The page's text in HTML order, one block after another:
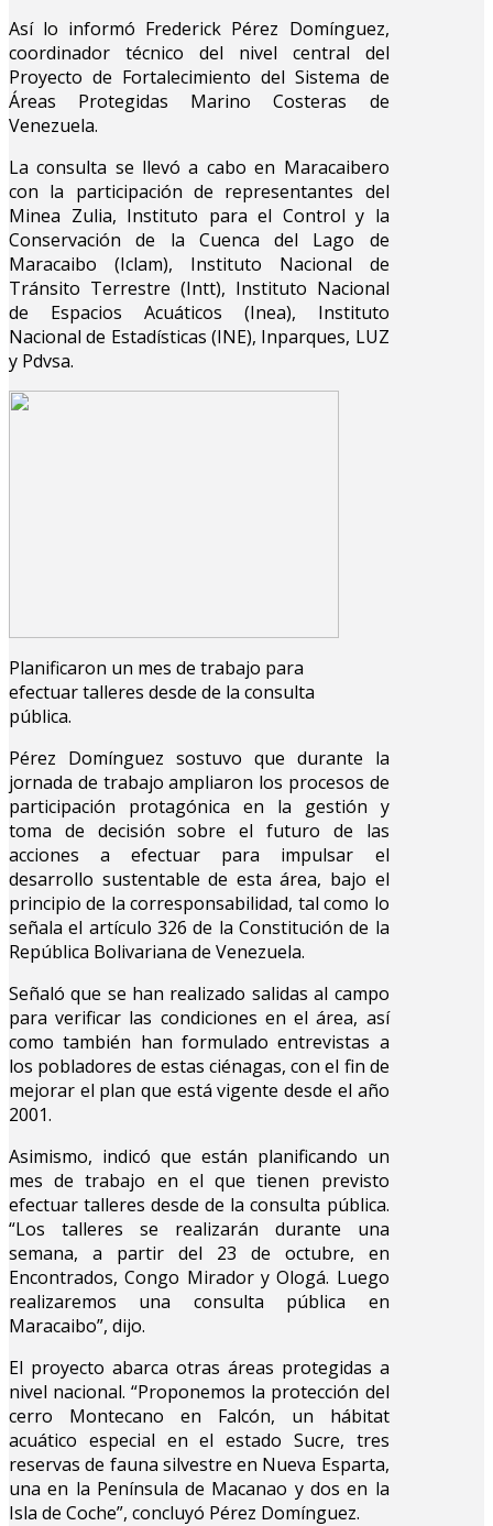
Así lo informó Frederick Pérez Domínguez,
coordinador técnico del nivel central del
Proyecto de Fortalecimiento del Sistema de
Áreas Protegidas Marino Costeras de
Venezuela.
La consulta se llevó a cabo en Maracaibero
con la participación de representantes del
Minea Zulia, Instituto para el Control y la
Conservación de la Cuenca del Lago de
Maracaibo (Iclam), Instituto Nacional de
Tránsito Terrestre (Intt), Instituto Nacional
de Espacios Acuáticos (Inea), Instituto
Nacional de Estadísticas (INE), Inparques, LUZ
y Pdvsa.
Planificaron un mes de trabajo para
efectuar talleres desde de la consulta
pública.
Pérez Domínguez sostuvo que durante la
jornada de trabajo ampliaron los procesos de
participación protagónica en la gestión y
toma de decisión sobre el futuro de las
acciones a efectuar para impulsar el
desarrollo sustentable de esta área, bajo el
principio de la corresponsabilidad, tal como lo
señala el artículo 326 de la Constitución de la
República Bolivariana de Venezuela.
Señaló que se han realizado salidas al campo
para verificar las condiciones en el área, así
como también han formulado entrevistas a
los pobladores de estas ciénagas, con el fin de
mejorar el plan que está vigente desde el año
2001.
Asimismo, indicó que están planificando un
mes de trabajo en el que tienen previsto
efectuar talleres desde de la consulta pública.
“Los talleres se realizarán durante una
semana, a partir del 23 de octubre, en
Encontrados, Congo Mirador y Ologá. Luego
realizaremos una consulta pública en
Maracaibo”, dijo.
El proyecto abarca otras áreas protegidas a
nivel nacional. “Proponemos la protección del
cerro Montecano en Falcón, un hábitat
acuático especial en el estado Sucre, tres
reservas de fauna silvestre en Nueva Esparta,
una en la Península de Macanao y dos en la
Isla de Coche”, concluyó Pérez Domínguez.